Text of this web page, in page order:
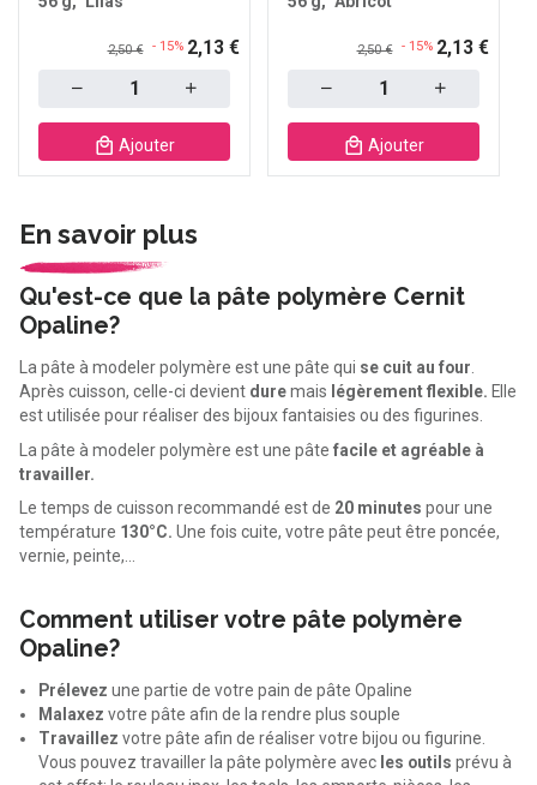
2,50 € - 15% 2,13 €
Ajouter
2,50 € - 15% 2,13 €
Ajouter
En savoir plus
Qu'est-ce que la pâte polymère Cernit
Opaline?
La pâte à modeler polymère est une pâte qui se cuit au four
Après cuisson, celle-ci devient duremais légèrement flexible. Elle
est utilisée pour réaliser des bijoux fantaisies ou des figurines.
La pâte à modeler polymère est une pâte facile et agréable à
travailler.
Le temps de cuisson recommandé est de 20 minutes pour une
température 130°C. Une fois cuite, votre pâte peut être poncée,
vernie, peinte,…
Comment utiliser votre pâte polymère
Opaline?
Prélevez une partie de votre pain de pâte Opaline
Malaxez votre pâte afin de la rendre plus souple
Travaillez votre pâte afin de réaliser votre bijou ou figurine.
Vous pouvez travailler la pâte polymère avec les outils prévu à